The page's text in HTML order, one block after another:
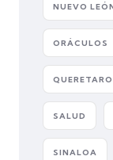
NUEVO
ORÁCULOS
QUERETARO
SALUD
SINALOA